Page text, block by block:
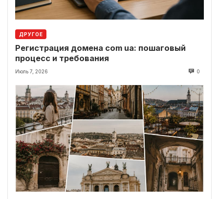
ДРУГОЕ
Регистрация домена com ua: пошаговый
процесс и требования
Июль 7, 2026 0